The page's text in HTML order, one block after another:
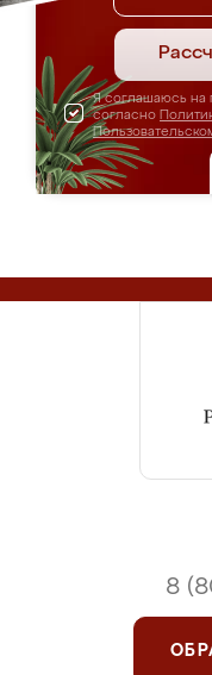
Я соглашаюсь на
согласно
8